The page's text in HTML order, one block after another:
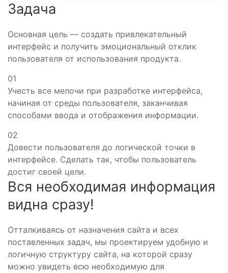
Задача
Основная цель — создать привлекательный
интерфейс и получить эмоциональный отклик
пользователя от использования продукта.
01
Учесть все мелочи при разработке интерфейса,
начиная от среды пользователя, заканчивая
способами ввода и отображения информации.
02
Довести пользователя до логической точки в
интерфейсе. Сделать так, чтобы пользователь
достиг своей цели.
Вся необходимая информация
видна сразу!
Отталкиваясь от назначения сайта и всех
поставленных задач, мы проектируем удобную и
логичную структуру сайта, на которой сразу
можно увидеть всю необходимую для